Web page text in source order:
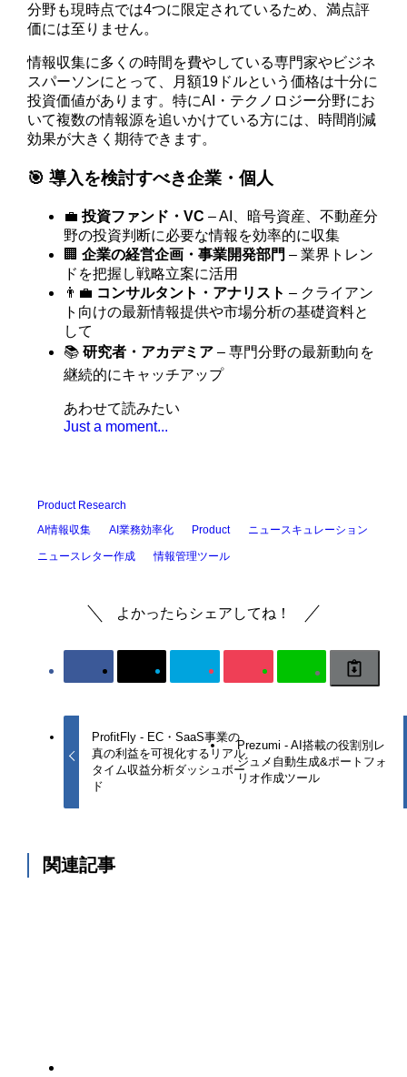
分野も現時点では4つに限定されているため、満点評
価には至りません。
情報収集に多くの時間を費やしている専門家やビジネ
スパーソンにとって、月額19ドルという価格は十分に
投資価値があります。特にAI・テクノロジー分野にお
いて複数の情報源を追いかけている方には、時間削減
効果が大きく期待できます。
🎯 導入を検討すべき企業・個人
💼投資ファンド・VC – AI、暗号資産、不動産分
野の投資判断に必要な情報を効率的に収集
🏢企業の経営企画・事業開発部門 – 業界トレン
ドを把握し戦略立案に活用
👨‍💼 コンサルタント・アナリスト – クライアン
ト向けの最新情報提供や市場分析の基礎資料と
して
📚研究者・アカデミア – 専門分野の最新動向を
継続的にキャッチアップ
あわせて読みたい
Just a moment...
Product Research
AI情報収集
AI業務効率化 Product ニュースキュレーション
ニュースレター作成 情報管理ツール
よかったらシェアしてね！
ProfitFly - EC・SaaS事業の
真の利益を可視化するリアル
タイム収益分析ダッシュボー
ド
Prezumi - AI搭載の役割別レ
ジュメ自動生成&ポートフォ
リオ作成ツール
関連記事